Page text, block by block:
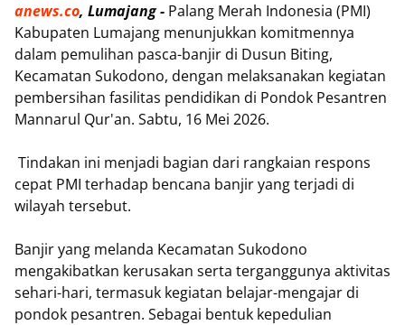
anews.co, Lumajang - Palang Merah Indonesia (PMI)
Kabupaten Lumajang menunjukkan komitmennya
dalam pemulihan pasca-banjir di Dusun Biting,
Kecamatan Sukodono, dengan melaksanakan kegiatan
pembersihan fasilitas pendidikan di Pondok Pesantren
Mannarul Qur'an. Sabtu, 16 Mei 2026.
Tindakan ini menjadi bagian dari rangkaian respons
cepat PMI terhadap bencana banjir yang terjadi di
wilayah tersebut.
Banjir yang melanda Kecamatan Sukodono
mengakibatkan kerusakan serta terganggunya aktivitas
sehari-hari, termasuk kegiatan belajar-mengajar di
pondok pesantren. Sebagai bentuk kepedulian